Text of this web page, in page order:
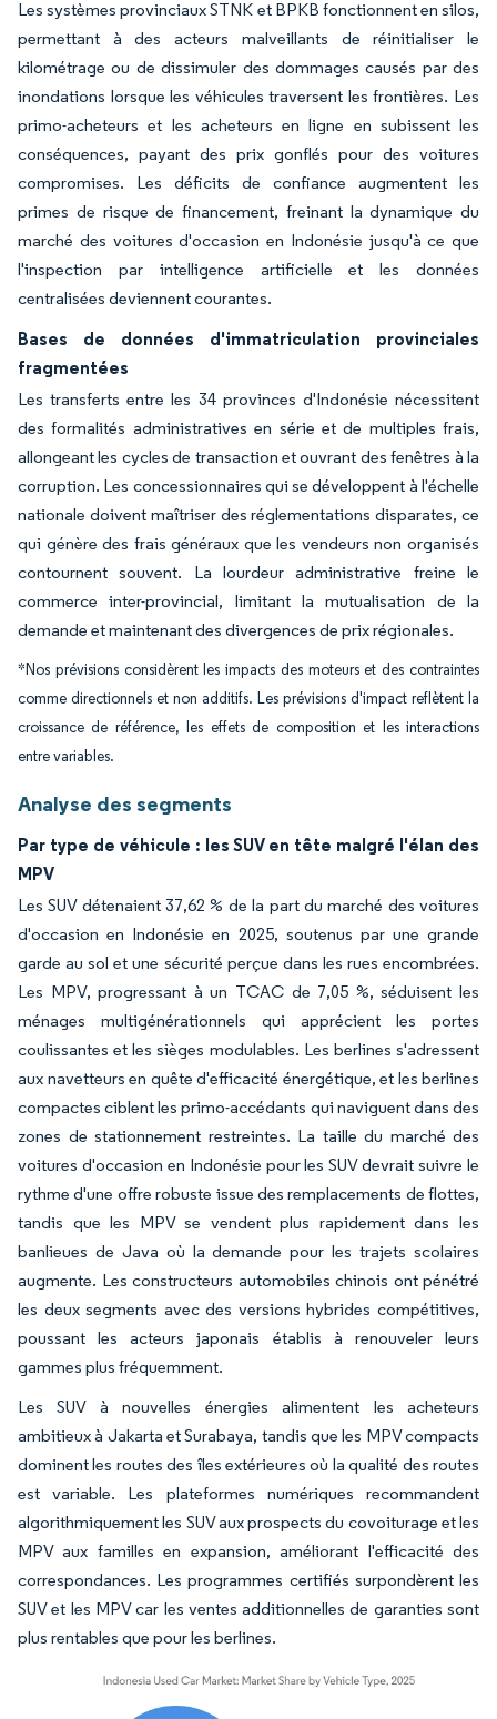
Les systèmes provinciaux STNK et BPKB fonctionnent en silos,
permettant à des acteurs malveillants de réinitialiser le
kilométrage ou de dissimuler des dommages causés par des
inondations lorsque les véhicules traversent les frontières. Les
primo-acheteurs et les acheteurs en ligne en subissent les
conséquences, payant des prix gonflés pour des voitures
compromises. Les déficits de confiance augmentent les
primes de risque de financement, freinant la dynamique du
marché des voitures d'occasion en Indonésie jusqu'à ce que
l'inspection par intelligence artificielle et les données
centralisées deviennent courantes.
Bases de données d'immatriculation provinciales
fragmentées
Les transferts entre les 34 provinces d'Indonésie nécessitent
des formalités administratives en série et de multiples frais,
allongeant les cycles de transaction et ouvrant des fenêtres à la
corruption. Les concessionnaires qui se développent à l'échelle
nationale doivent maîtriser des réglementations disparates, ce
qui génère des frais généraux que les vendeurs non organisés
contournent souvent. La lourdeur administrative freine le
commerce inter-provincial, limitant la mutualisation de la
demande et maintenant des divergences de prix régionales.
*Nos prévisions considèrent les impacts des moteurs et des contraintes
comme directionnels et non additifs. Les prévisions d'impact reflètent la
croissance de référence, les effets de composition et les interactions
entre variables.
Analyse des segments
Par type de véhicule : les SUV en tête malgré l'élan des
MPV
Les SUV détenaient 37,62 % de la part du marché des voitures
d'occasion en Indonésie en 2025, soutenus par une grande
garde au sol et une sécurité perçue dans les rues encombrées.
Les MPV, progressant à un TCAC de 7,05 %, séduisent les
ménages multigénérationnels qui apprécient les portes
coulissantes et les sièges modulables. Les berlines s'adressent
aux navetteurs en quête d'efficacité énergétique, et les berlines
compactes ciblent les primo-accédants qui naviguent dans des
zones de stationnement restreintes. La taille du marché des
voitures d'occasion en Indonésie pour les SUV devrait suivre le
rythme d'une offre robuste issue des remplacements de flottes,
tandis que les MPV se vendent plus rapidement dans les
banlieues de Java où la demande pour les trajets scolaires
augmente. Les constructeurs automobiles chinois ont pénétré
les deux segments avec des versions hybrides compétitives,
poussant les acteurs japonais établis à renouveler leurs
gammes plus fréquemment.
Les SUV à nouvelles énergies alimentent les acheteurs
ambitieux à Jakarta et Surabaya, tandis que les MPV compacts
dominent les routes des îles extérieures où la qualité des routes
est variable. Les plateformes numériques recommandent
algorithmiquement les SUV aux prospects du covoiturage et les
MPV aux familles en expansion, améliorant l'efficacité des
correspondances. Les programmes certifiés surpondèrent les
SUV et les MPV car les ventes additionnelles de garanties sont
plus rentables que pour les berlines.